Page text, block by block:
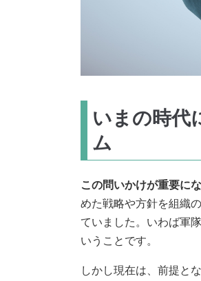
いまの時代
ム
この問いかけが重要に
めた戦略や方針を組織
ていました。いわば軍
いうことです。
しかし現在は、前提と